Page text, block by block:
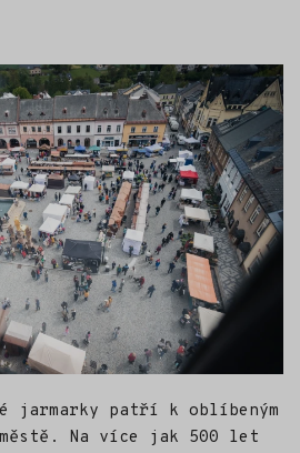
jarmarky patří k oblíbeným
Na více jak 500 let